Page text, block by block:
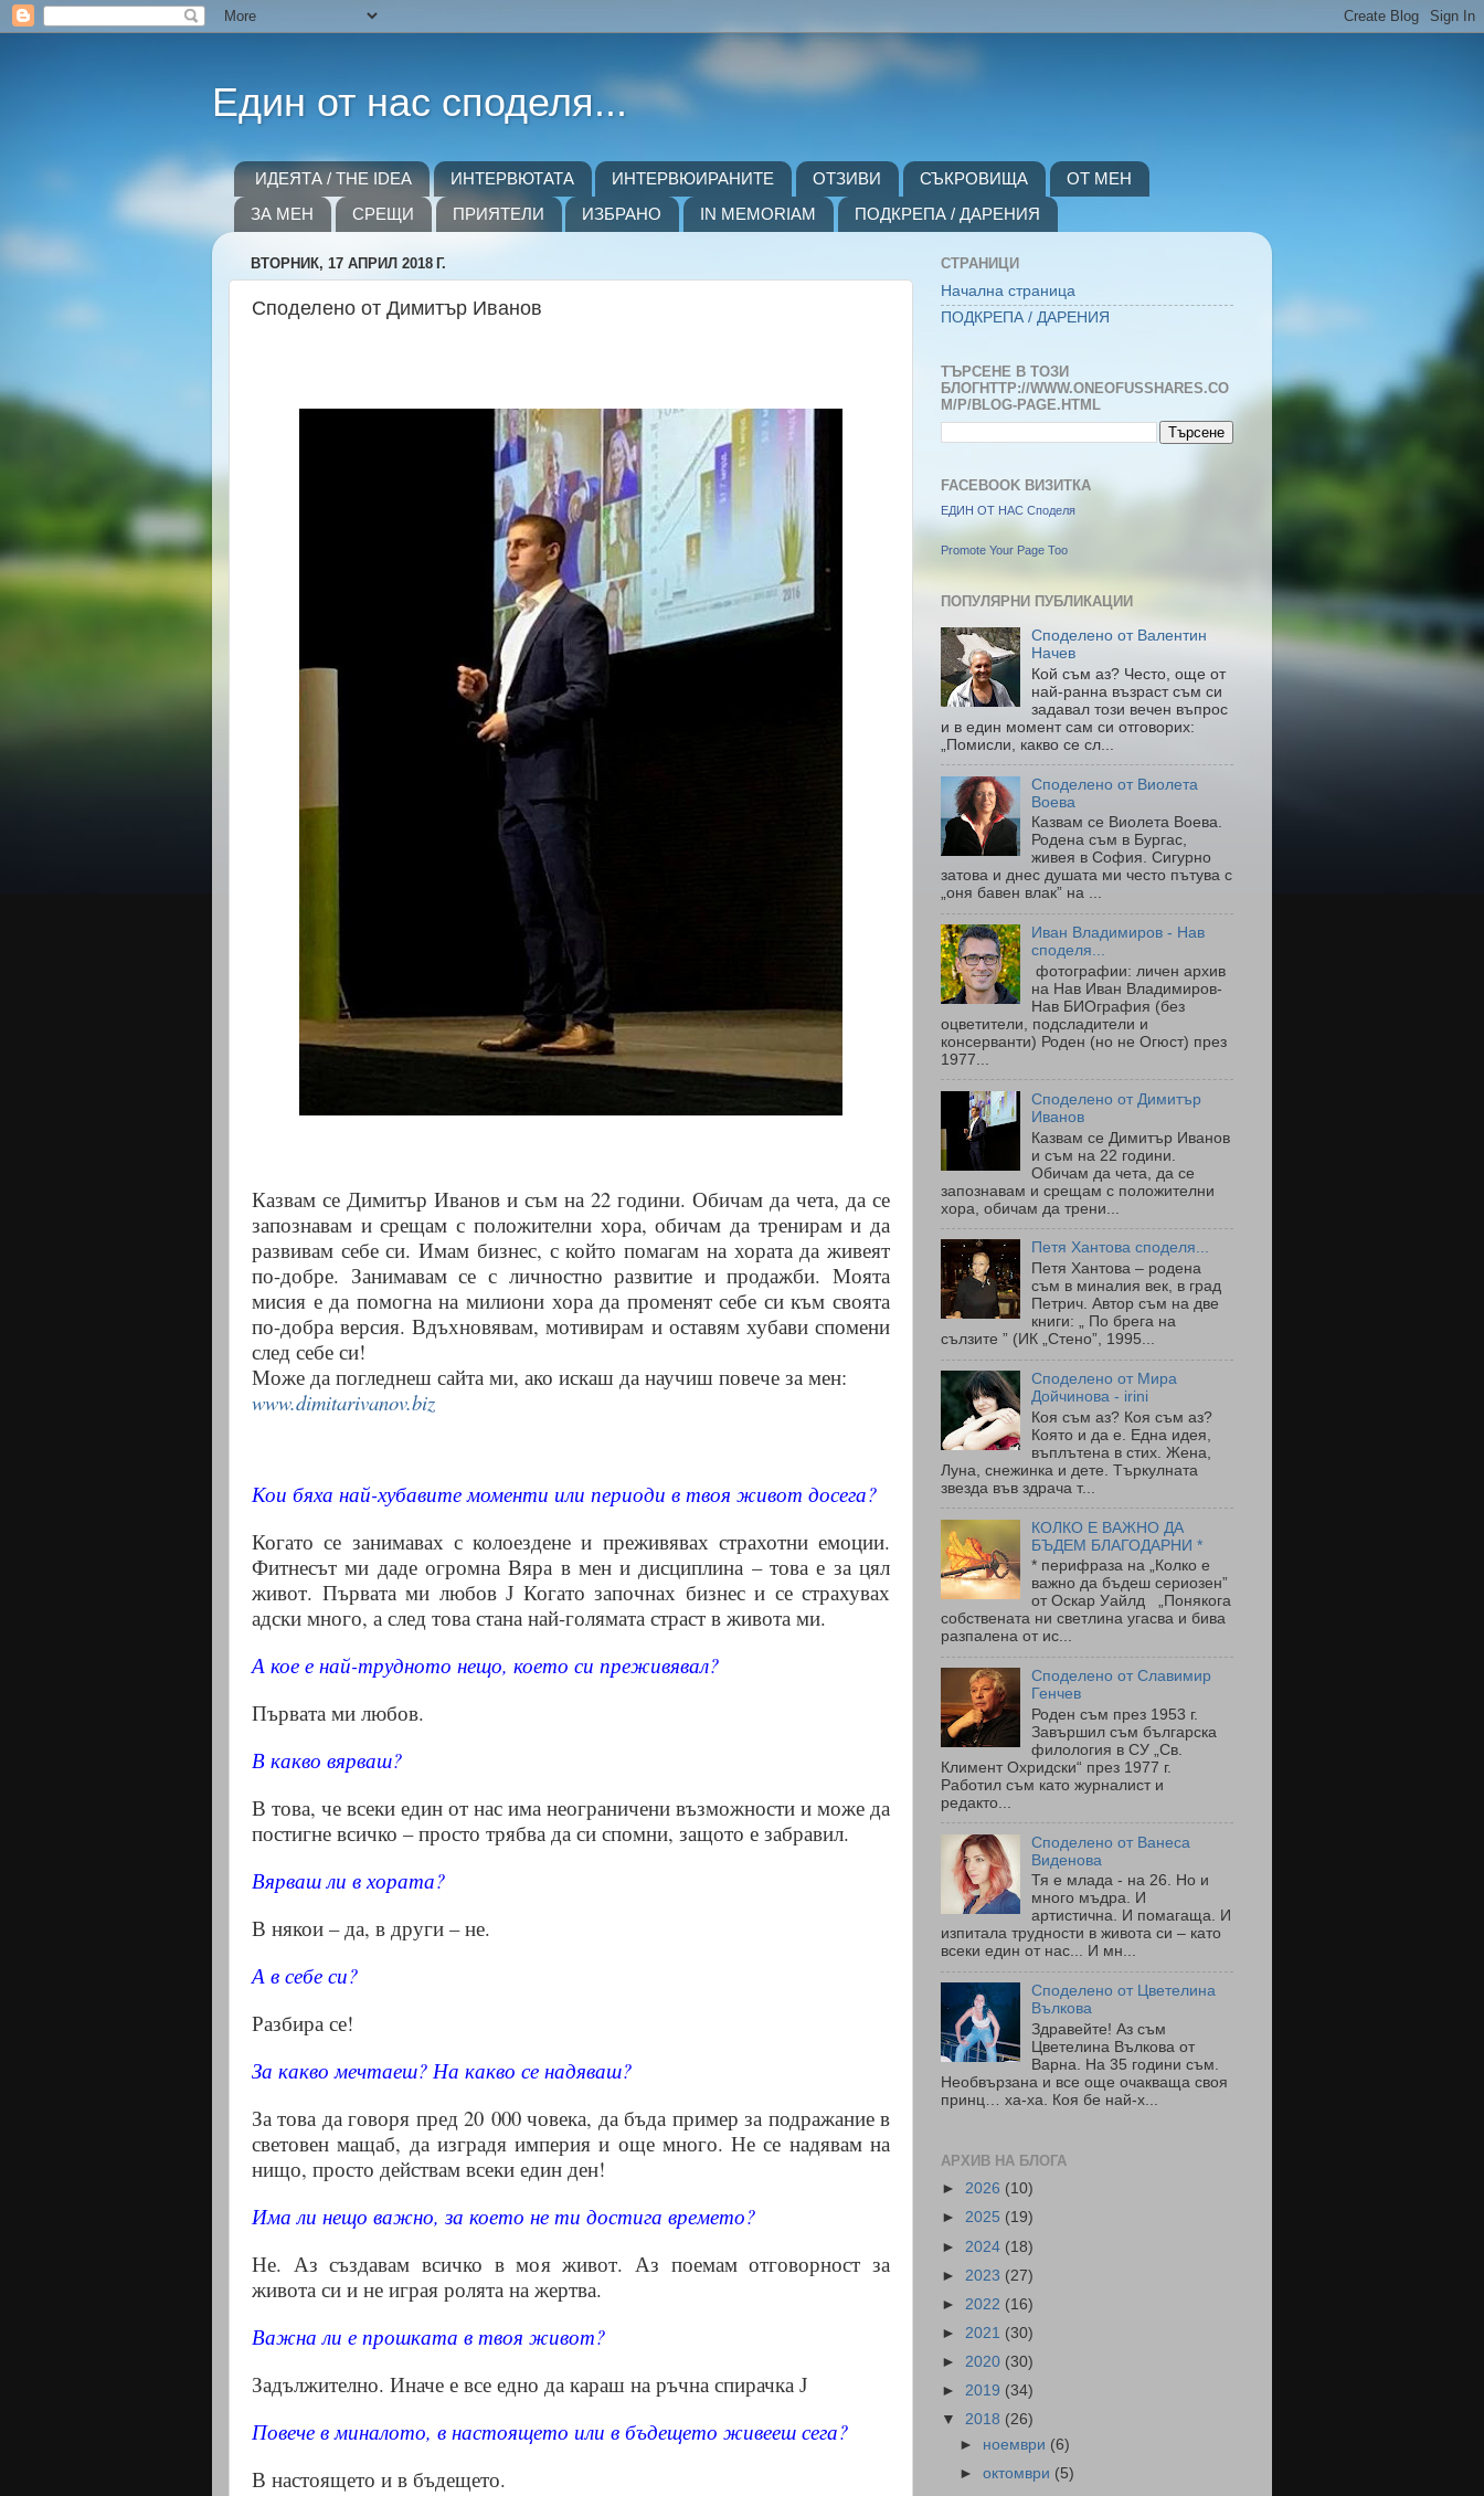
Един от нас споделя...
ИДЕЯТА / THE IDEA ИНТЕРВЮТАТА ИНТЕРВЮИРАНИТЕ ОТЗИВИ СЪКРОВИЩА
ОТ МЕН
ЗА МЕН
СРЕЩИ ПРИЯТЕЛИ ИЗБРАНО IN MEMORIAM ПОДКРЕПА / ДАРЕНИЯ
ВТОРНИК, 17 АПРИЛ 2018 Г.
Споделено от Димитър Иванов
Казвам се Димитър Иванов и съм на 22 години. Обичам да чета, да се
запознавам и срещам с положителни хора, обичам да тренирам и да
развивам себе си. Имам бизнес, с който помагам на хората да живеят
по-добре. Занимавам се с личностно развитие и продажби. Моята
мисия е да помогна на милиони хора да променят себе си към своята
по-добра версия. Вдъхновявам, мотивирам и оставям хубави спомени
след себе си!
Може да погледнеш сайта ми, ако искаш да научиш повече за мен:
www.dimitarivanov.biz
Кои бяха най-хубавите моменти или периоди в твоя живот досега?
Когато се занимавах с колоездене и преживявах страхотни емоции.
Фитнесът ми даде огромна Вяра в мен и дисциплина – това е за цял
живот. Първата ми любов J Когато започнах бизнес и се страхувах
адски много, а след това стана най-голямата страст в живота ми.
А кое е най-трудното нещо, което си преживявал?
Първата ми любов.
В какво вярваш?
В това, че всеки един от нас има неограничени възможности и може да
постигне всичко – просто трябва да си спомни, защото е забравил.
Вярваш ли в хората?
В някои – да, в други – не.
А в себе си?
Разбира се!
За какво мечтаеш? На какво се надяваш?
За това да говоря пред 20 000 човека, да бъда пример за подражание в
световен мащаб, да изградя империя и още много. Не се надявам на
нищо, просто действам всеки един ден!
Има ли нещо важно, за което не ти достига времето?
Не. Аз създавам всичко в моя живот. Аз поемам отговорност за
живота си и не играя ролята на жертва.
Важна ли е прошката в твоя живот?
Задължително. Иначе е все едно да караш на ръчна спирачка J
Повече в миналото, в настоящето или в бъдещето живееш сега?
В настоящето и в бъдещето.
СТРАНИЦИ
Начална страница
ПОДКРЕПА / ДАРЕНИЯ
ТЪРСЕНЕ В ТОЗИ
БЛОГHTTP://WWW.ONEOFUSSHARES.CO
M/P/BLOG-PAGE.HTML
FACEBOOK ВИЗИТКА
ЕДИН ОТ НАС Споделя
Promote Your Page Too
ПОПУЛЯРНИ ПУБЛИКАЦИИ
Споделено от Валентин
Начев
Кой съм аз? Често, още от
най-ранна възраст съм си
задавал този вечен въпрос
и в един момент сам си отговорих:
„Помисли, какво се сл...
Споделено от Виолета
Воева
Казвам се Виолета Воева.
Родена съм в Бургас,
живея в София. Сигурно
затова и днес душата ми често пътува с
„оня бавен влак” на ...
Иван Владимиров - Нав
споделя...
фотографии: личен архив
на Нав Иван Владимиров-
Нав БИОграфия (без
оцветители, подсладители и
консерванти) Роден (но не Огюст) през
1977...
Споделено от Димитър
Иванов
Казвам се Димитър Иванов
и съм на 22 години.
Обичам да чета, да се
запознавам и срещам с положителни
хора, обичам да трени...
Петя Хантова споделя...
Петя Хантова – родена
съм в миналия век, в град
Петрич. Автор съм на две
книги: „ По брега на
сълзите ” (ИК „Стено”, 1995...
Споделено от Мира
Дойчинова - irini
Коя съм аз? Коя съм аз?
Която и да е. Една идея,
въплътена в стих. Жена,
Луна, снежинка и дете. Търкулната
звезда във здрача т...
КОЛКО Е ВАЖНО ДА
БЪДЕМ БЛАГОДАРНИ *
* перифраза на „Колко е
важно да бъдеш сериозен”
от Оскар Уайлд „Понякога
собствената ни светлина угасва и бива
разпалена от ис...
Споделено от Славимир
Генчев
Роден съм през 1953 г.
Завършил съм българска
филология в СУ „Св.
Климент Охридски“ през 1977 г.
Работил съм като журналист и
редакто...
Споделено от Ванеса
Виденова
Тя е млада - на 26. Но и
много мъдра. И
артистична. И помагаща. И
изпитала трудности в живота си – като
всеки един от нас... И мн...
Споделено от Цветелина
Вълкова
Здравейте! Аз съм
Цветелина Вълкова от
Варна. На 35 години съм.
Необвързана и все още очакваща своя
принц… ха-ха. Коя бе най-х...
АРХИВ НА БЛОГА
► 2026 (10)
► 2025 (19)
► 2024 (18)
► 2023 (27)
► 2022 (16)
► 2021 (30)
► 2020 (30)
► 2019 (34)
▼ 2018 (26)
► ноември (6)
►октомври (5)